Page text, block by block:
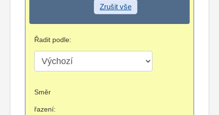
Zrušit vše
Řadit podle:
Směr
řazení: